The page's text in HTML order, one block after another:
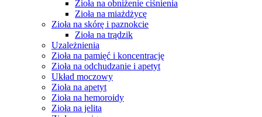
Zioła na obniżenie ciśnienia
Zioła na miażdżycę
Zioła na skórę i paznokcie
Zioła na trądzik
Uzależnienia
Zioła na pamięć i koncentrację
Zioła na odchudzanie i apetyt
Układ moczowy
Zioła na apetyt
Zioła na hemoroidy
Zioła na jelita